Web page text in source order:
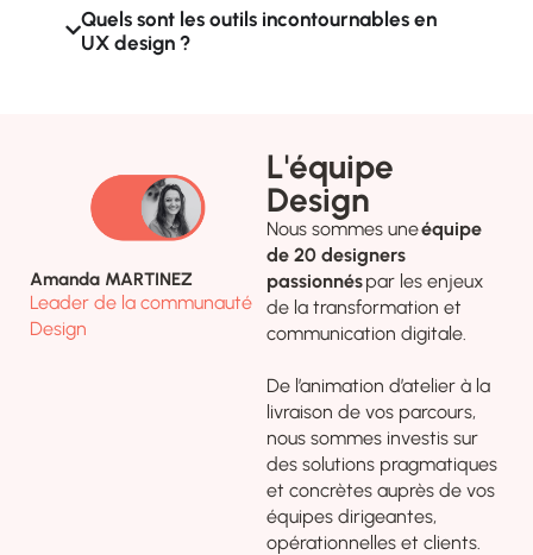
Quels sont les outils incontournables en
UX design ?
Amanda MARTINEZ
Leader de la communauté
Design
L'équipe
Design
Nous sommes uneéquipe
de 20 designers
passionnéspar les enjeux
de la transformation et
communication digitale.
De l’animation d’atelier à la
livraison de vos parcours,
nous sommes investis sur
des solutions pragmatiques
et concrètes auprès de vos
équipes dirigeantes,
opérationnelles et clients.